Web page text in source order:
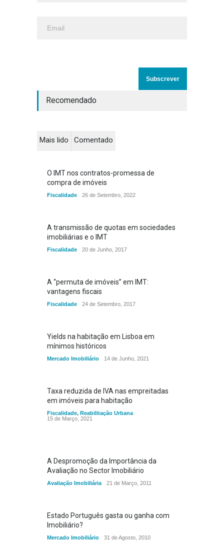
Recomendado
Mais lido Comentado
O IMT nos contratos-promessa de
compra de imóveis
Fiscalidade 26 de Setembro, 2022
A transmissão de quotas em sociedades
imobiliárias e o IMT
Fiscalidade 20 de Junho, 2017
A “permuta de imóveis” em IMT:
vantagens fiscais
Fiscalidade 24 de Setembro, 2017
Yields na habitação em Lisboa em
mínimos históricos
Mercado Imobiliário 14 de Junho, 2021
Taxa reduzida de IVA nas empreitadas
em imóveis para habitação
Fiscalidade, Reabilitação Urbana
15 de Março, 2021
A Despromoção da Importância da
Avaliação no Sector Imobiliário
Avaliação Imobiliária 21 de Março, 2011
Estado Português gasta ou ganha com
Imobiliário?
Mercado Imobiliário 31 de Agosto, 2010